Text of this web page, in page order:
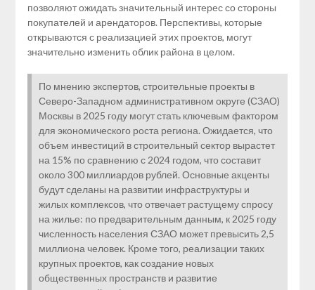
позволяют ожидать значительный интерес со стороны
покупателей и арендаторов. Перспективы, которые
открываются с реализацией этих проектов, могут
значительно изменить облик района в целом.
По мнению экспертов, строительные проекты в
Северо-Западном административном округе (СЗАО)
Москвы в 2025 году могут стать ключевым фактором
для экономического роста региона. Ожидается, что
объем инвестиций в строительный сектор вырастет
на 15% по сравнению с 2024 годом, что составит
около 300 миллиардов рублей. Основные акценты
будут сделаны на развитии инфраструктуры и
жилых комплексов, что отвечает растущему спросу
на жилье: по предварительным данным, к 2025 году
численность населения СЗАО может превысить 2,5
миллиона человек. Кроме того, реализации таких
крупных проектов, как создание новых
общественных пространств и развитие